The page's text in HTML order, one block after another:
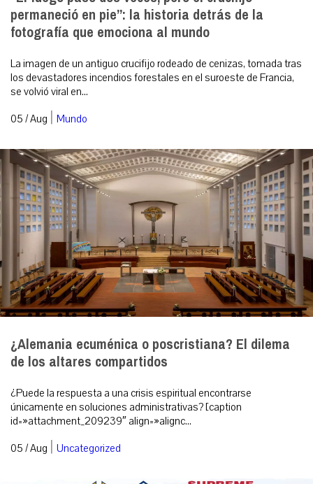
permaneció en pie”: la historia detrás de la
fotografía que emociona al mundo
La imagen de un antiguo crucifijo rodeado de cenizas, tomada tras
los devastadores incendios forestales en el suroeste de Francia,
se volvió viral en...
05 / Aug | Mundo
¿Alemania ecuménica o poscristiana? El dilema
de los altares compartidos
¿Puede la respuesta a una crisis espiritual encontrarse
únicamente en soluciones administrativas? [caption
id=»attachment_209239″ align=»alignc...
05 / Aug | Uncategorized